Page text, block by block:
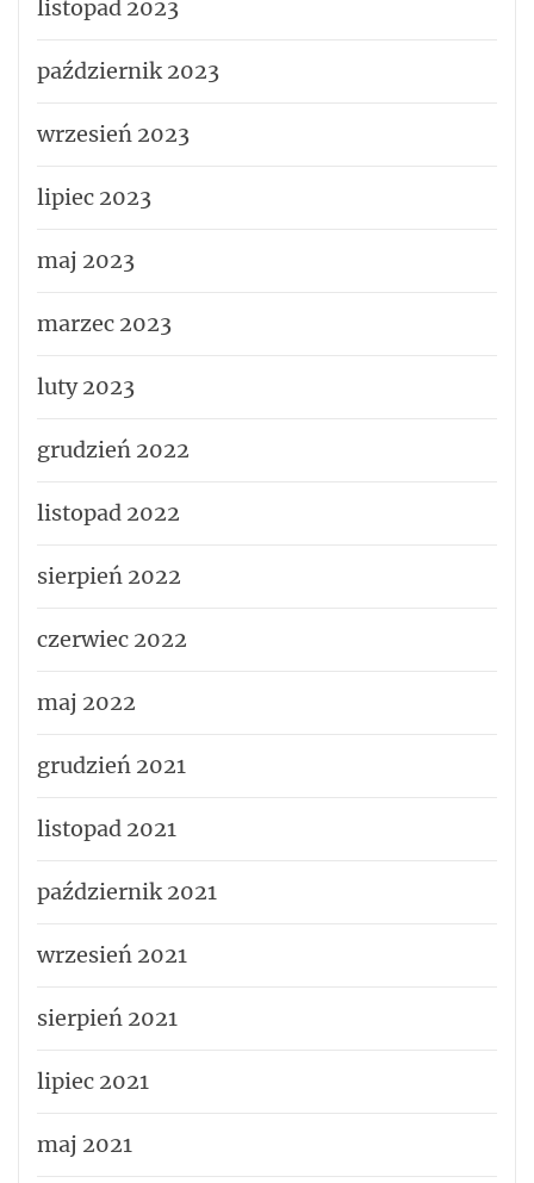
listopad 2023
październik 2023
wrzesień 2023
lipiec 2023
maj 2023
marzec 2023
luty 2023
grudzień 2022
listopad 2022
sierpień 2022
czerwiec 2022
maj 2022
grudzień 2021
listopad 2021
październik 2021
wrzesień 2021
sierpień 2021
lipiec 2021
maj 2021